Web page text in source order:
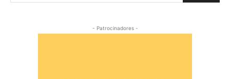
- Patrocinadores -